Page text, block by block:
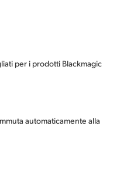
per i prodotti Blackmagic
automaticamente alla